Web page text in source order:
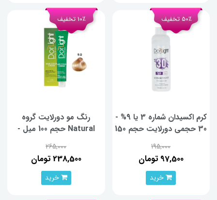
کرم اکسیدان شماره 3 یا 9% -
30 حجمی دورلایت حجم 150
195,000
97,500 تومان
50٪ تخفیف
خرید
رنگ مو دورلایت گروه
Natural حجم 100 میل -
265,000
238,500 تومان
10٪ تخفیف
خرید